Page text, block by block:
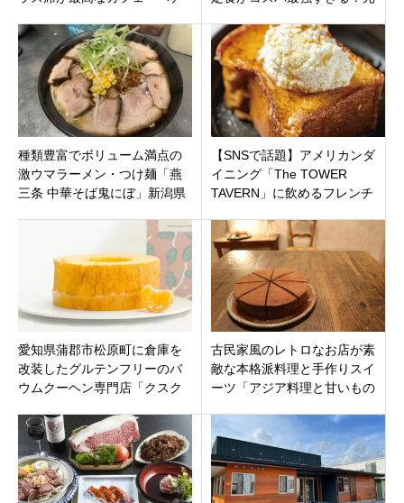
鮮魚に日村も悶絶
種類豊富でボリューム満点の
激ウマラーメン・つけ麺「燕
三条 中華そば鬼にぼ」新潟県
【SNSで話題】アメリカンダ
イニング「The TOWER
TAVERN」に飲めるフレンチ
愛知県蒲郡市松原町に倉庫を
改装したグルテンフリーのバ
ウムクーヘン専門店「クスク
とり！9月23日オープン
古民家風のレトロなお店が素
敵な本格派料理と手作りスイ
ーツ「アジア料理と甘いもの